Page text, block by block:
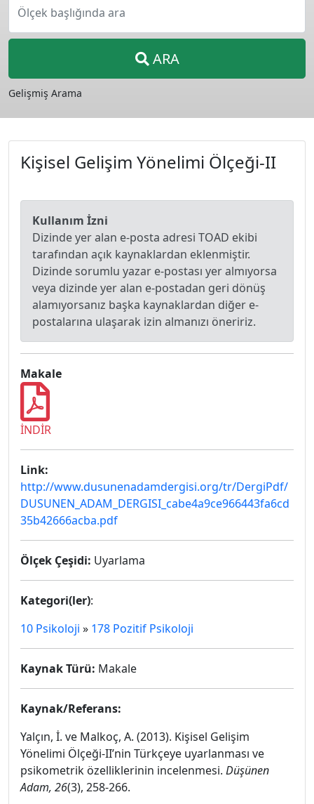
Ölçek başlığında ara
ARA
Gelişmiş Arama
Kişisel Gelişim Yönelimi Ölçeği-II
Kullanım İzni
Dizinde yer alan e-posta adresi TOAD ekibi
tarafından açık kaynaklardan eklenmiştir.
Dizinde sorumlu yazar e-postası yer almıyorsa
veya dizinde yer alan e-postadan geri dönüş
alamıyorsanız başka kaynaklardan diğer e-
postalarına ulaşarak izin almanızı öneririz.
Makale
İNDİR
Link:
http://www.dusunenadamdergisi.org/tr/DergiPdf/
DUSUNEN_ADAM_DERGISI_cabe4a9ce966443fa6cd
35b42666acba.pdf
Ölçek Çeşidi: Uyarlama
Kategori(ler):
10 Psikoloji » 178 Pozitif Psikoloji
Kaynak Türü: Makale
Kaynak/Referans:
Yalçın, İ. ve Malkoç, A. (2013). Kişisel Gelişim
Yönelimi Ölçeği-II’nin Türkçeye uyarlanması ve
psikometrik özelliklerinin incelenmesi. Düşünen
Adam, 26(3), 258-266.